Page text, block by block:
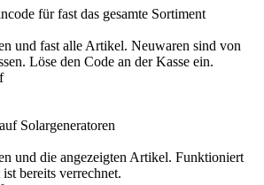
für fast das gesamte Sortiment
und fast alle Artikel. Neuwaren sind von
Löse den Code an der Kasse ein.
Solargeneratoren
und die angezeigten Artikel. Funktioniert
bereits verrechnet.